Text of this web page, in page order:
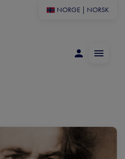
NORGE NORSK